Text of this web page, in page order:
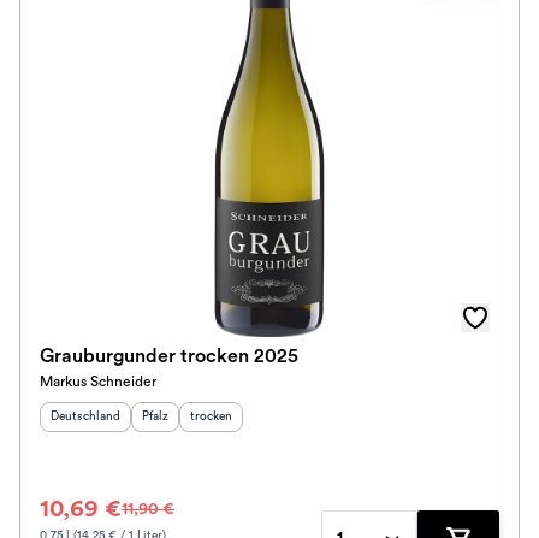
Grauburgunder trocken 2025
Markus Schneider
Herkunftsland
Deutschland Herkunftsregion
Pfalz Geschmack
trocken
10,69 €11,90 €
0.75 l (14.25 € / 1 Liter)